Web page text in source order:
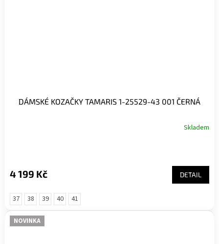
DÁMSKÉ KOZAČKY TAMARIS 1-25529-43 001 ČERNÁ
5,0
z
hvězdiček.
Skladem
4 199 Kč DETAIL
37 38 39 40 41
NOVINKA